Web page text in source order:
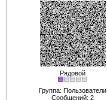
Рядовой
Группа: Пользователи
Сообщений: 2